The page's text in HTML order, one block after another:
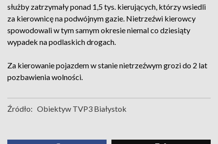
służby zatrzymały ponad 1,5 tys. kierujących, którzy wsiedli
za kierownicę na podwójnym gazie. Nietrzeźwi kierowcy
spowodowali w tym samym okresie niemal co dziesiąty
wypadek na podlaskich drogach.
Za kierowanie pojazdem w stanie nietrzeźwym grozi do 2 lat
pozbawienia wolności.
Źródło: Obiektyw TVP3 Białystok